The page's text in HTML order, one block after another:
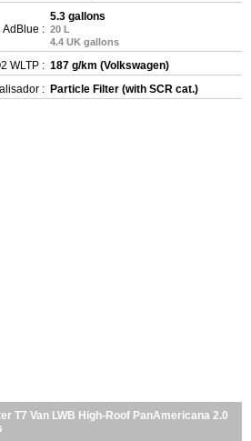
AdBlue :
5.3 gallons
20 L
4.4 UK gallons
WLTP : 187 g/km (Volkswagen)
: Particle Filter (with SCR cat.)
T7 Van LWB High-Roof PanAmericana 2.0